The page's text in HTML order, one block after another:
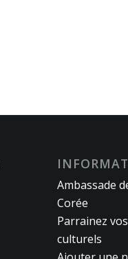
Ambassade
Corée
Parrainez
culturels